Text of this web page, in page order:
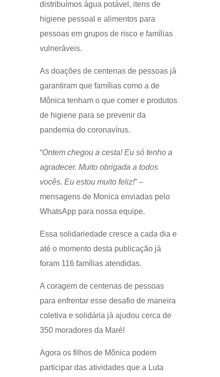
distribuímos água potável, itens de
higiene pessoal e alimentos para
pessoas em grupos de risco e famílias
vulneráveis.
As doações de centenas de pessoas já
garantiram que famílias como a de
Mônica tenham o que comer e produtos
de higiene para se prevenir da
pandemia do coronavírus.
“Ontem chegou a cesta! Eu só tenho a
agradecer. Muito obrigada a todos
vocês. Eu estou muito feliz!” –
mensagens de Monica enviadas pelo
WhatsApp para nossa equipe.
Essa solidariedade cresce a cada dia e
até o momento desta publicação já
foram 116 famílias atendidas.
A coragem de centenas de pessoas
para enfrentar esse desafio de maneira
coletiva e solidária já ajudou cerca de
350 moradores da Maré!
Agora os filhos de Mônica podem
participar das atividades que a Luta